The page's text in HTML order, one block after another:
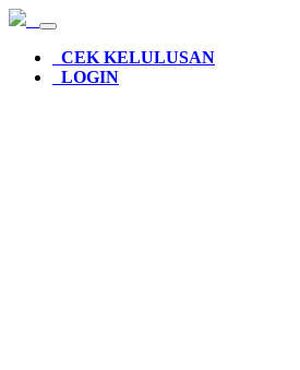
CEK KELULUSAN
LOGIN